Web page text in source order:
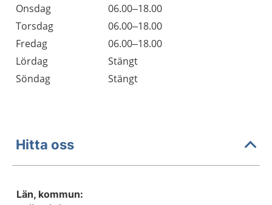
Onsdag
06.00–18.00
Torsdag
06.00–18.00
Fredag
06.00–18.00
Lördag
Stängt
Söndag
Stängt
Hitta oss
Län, kommun: